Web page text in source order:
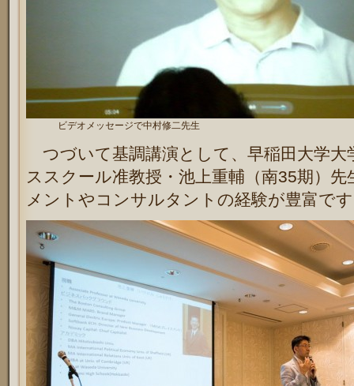
ビデオメッセージで中村修二先生
つづいて基調講演として、早稲田大学大
ススクール准教授・池上重輔（南35期）
メントやコンサルタントの経験が豊富で